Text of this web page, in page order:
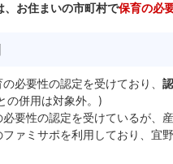
、お住まいの市町村で保育の必
必要性の認定を受けており、
の併用は対象外。)
要性の認定を受けているが、
ァミサポを利用しており、宜